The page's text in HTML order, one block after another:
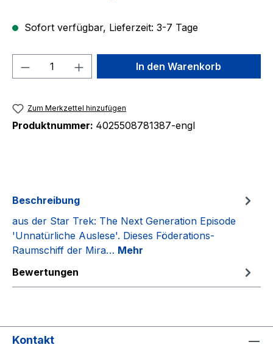
Sofort verfügbar, Lieferzeit: 3-7 Tage
Produkt Anzahl: Gib denIn den Warenkorb
Zum Merkzettel hinzufügen
Produktnummer: 4025508781387-engl
Beschreibung
aus der Star Trek: The Next Generation Episode
'Unnatürliche Auslese'. Dieses Föderations-
Raumschiff der Mira… Mehr
Bewertungen
Kontakt